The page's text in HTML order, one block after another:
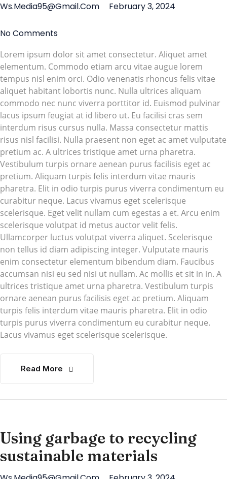
Ws.media95@gmail.com February 3, 2024
No Comments
Lorem ipsum dolor sit amet consectetur. Aliquet amet
elementum. Commodo etiam arcu vitae augue lorem
tempus nisl enim orci. Odio venenatis rhoncus felis vitae
aliquet habitant lobortis nunc. Nulla ultrices aliquam
commodo nec nunc viverra porttitor id. Euismod pulvinar
lacus ipsum feugiat at id libero ut. Eu facilisi cras sem
interdum risus cursus nulla. Massa consectetur mattis
risus nisl facilisi. Nulla praesent non eget ac amet vulputate
pretium ac. A ultrices tristique amet urna pharetra.
Vestibulum turpis ornare aenean purus facilisis eget ac
pretium. Aliquam turpis felis interdum vitae mauris
pharetra. Elit in odio turpis purus viverra condimentum eu
curabitur neque. Lacus vivamus eget scelerisque
scelerisque. Eget velit nullam cum egestas a et. Arcu enim
scelerisque volutpat id metus auctor velit felis.
Ullamcorper luctus volutpat viverra aliquet. Scelerisque
non tellus id diam adipiscing integer. Vulputate mauris
enim consectetur elementum bibendum diam. Faucibus
accumsan nisi eu sed nisi ut nullam. Ac mollis et sit in in. A
ultrices tristique amet urna pharetra. Vestibulum turpis
ornare aenean purus facilisis eget ac pretium. Aliquam
turpis felis interdum vitae mauris pharetra. Elit in odio
turpis purus viverra condimentum eu curabitur neque.
Lacus vivamus eget scelerisque scelerisque.
Read More
Using garbage to recycling
sustainable materials